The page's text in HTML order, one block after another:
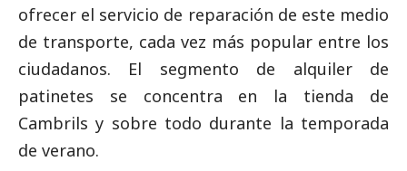
ofrecer el servicio de reparación de este medio
de transporte, cada vez más popular entre los
ciudadanos. El segmento de alquiler de
patinetes se concentra en la tienda de
Cambrils y sobre todo durante la temporada
de verano.